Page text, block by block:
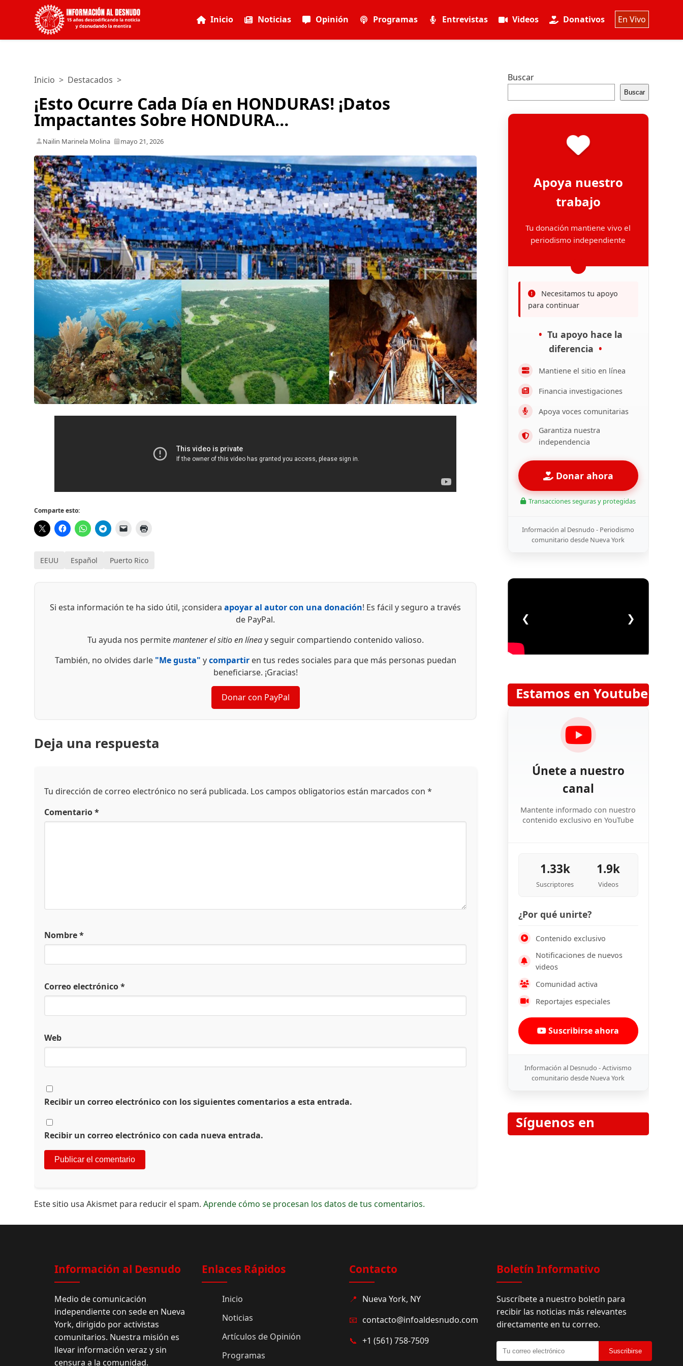
Inicio Noticias Opinión Programas Entrevistas Videos Donativos En Vivo
Inicio > Destacados >
¡Esto Ocurre Cada Día en HONDURAS! ¡Datos
Impactantes Sobre HONDURA…
Nailin Marinela Molina mayo 21, 2026
Comparte esto:
EEUU Español Puerto Rico
Si esta información te ha sido útil, ¡consideraapoyar al autor con una donación! Es fácil y seguro a través
de PayPal.
Tu ayuda nos permitemantener el sitio en líneay seguir compartiendo contenido valioso.
También, no olvides darle "Me gusta" ycompartiren tus redes sociales para que más personas puedan
beneficiarse. ¡Gracias!
Donar con PayPal
Deja una respuesta
Tu dirección de correo electrónico no será publicada. Los campos obligatorios están marcados con*
Comentario*
Nombre*
Correo electrónico*
Web
Recibir un correo electrónico con los siguientes comentarios a esta entrada.
Recibir un correo electrónico con cada nueva entrada.
Este sitio usa Akismet para reducir el spam.Aprende cómo se procesan los datos de tus comentarios.
Buscar
Buscar
Apoya nuestro
trabajo
Tu donación mantiene vivo el
periodismo independiente
Necesitamos tu apoyo
para continuar
Tu apoyo hace la
diferencia
Mantiene el sitio en línea
Financia investigaciones
Apoya voces comunitarias
Garantiza nuestra
independencia
Donar ahora
Transacciones seguras y protegidas
Información al Desnudo - Periodismo
comunitario desde Nueva York
❮ ❯
Estamos en Youtube
Únete a nuestro
canal
Mantente informado con nuestro
contenido exclusivo en YouTube
1.33k
Suscriptores
1.9k
Videos
¿Por qué unirte?
Contenido exclusivo
Notificaciones de nuevos
videos
Comunidad activa
Reportajes especiales
Suscribirse ahora
Información al Desnudo - Activismo
comunitario desde Nueva York
Síguenos en
Información al Desnudo
Medio de comunicación
independiente con sede en Nueva
York, dirigido por activistas
comunitarios. Nuestra misión es
llevar información veraz y sin
censura a la comunidad.
Enlaces Rápidos
Inicio
Noticias
Artículos de Opinión
Programas
Contacto
📍 Nueva York, NY
📧 contacto@infoaldesnudo.com
📞 +1 (561) 758-7509
Boletín Informativo
Suscríbete a nuestro boletín para
recibir las noticias más relevantes
directamente en tu correo.
Suscribirse